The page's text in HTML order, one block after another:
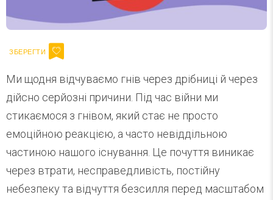
Ми щодня відчуваємо гнів через дрібниці й через
дійсно серйозні причини. Під час війни ми
стикаємося з гнівом, який стає не просто
емоційною реакцією, а часто невіддільною
частиною нашого існування. Це почуття виникає
через втрати, несправедливість, постійну
небезпеку та відчуття безсилля перед масштабом